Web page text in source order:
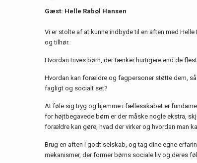
Gæst: Helle Rabøl Hansen
Vi er stolte af at kunne indbyde til en aften med
og tilhør.
Hvordan trives børn, der tænker hurtigere end de
Hvordan kan forældre og fagpersoner støtte dem,
fagligt og socialt set?
At føle sig tryg og hjemme i fællesskabet er
for højtbegavede børn er der måske nogle ekstra,
forældre kan gøre, hvad der virker og hvordan man
Brug en aften i godt selskab, og tag dine egne
mekanismer, der former børns sociale liv og deres